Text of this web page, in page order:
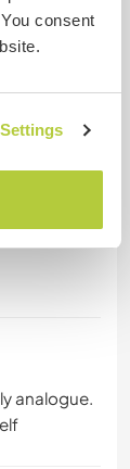
consent
Settings
or a
ranch and
analogue.